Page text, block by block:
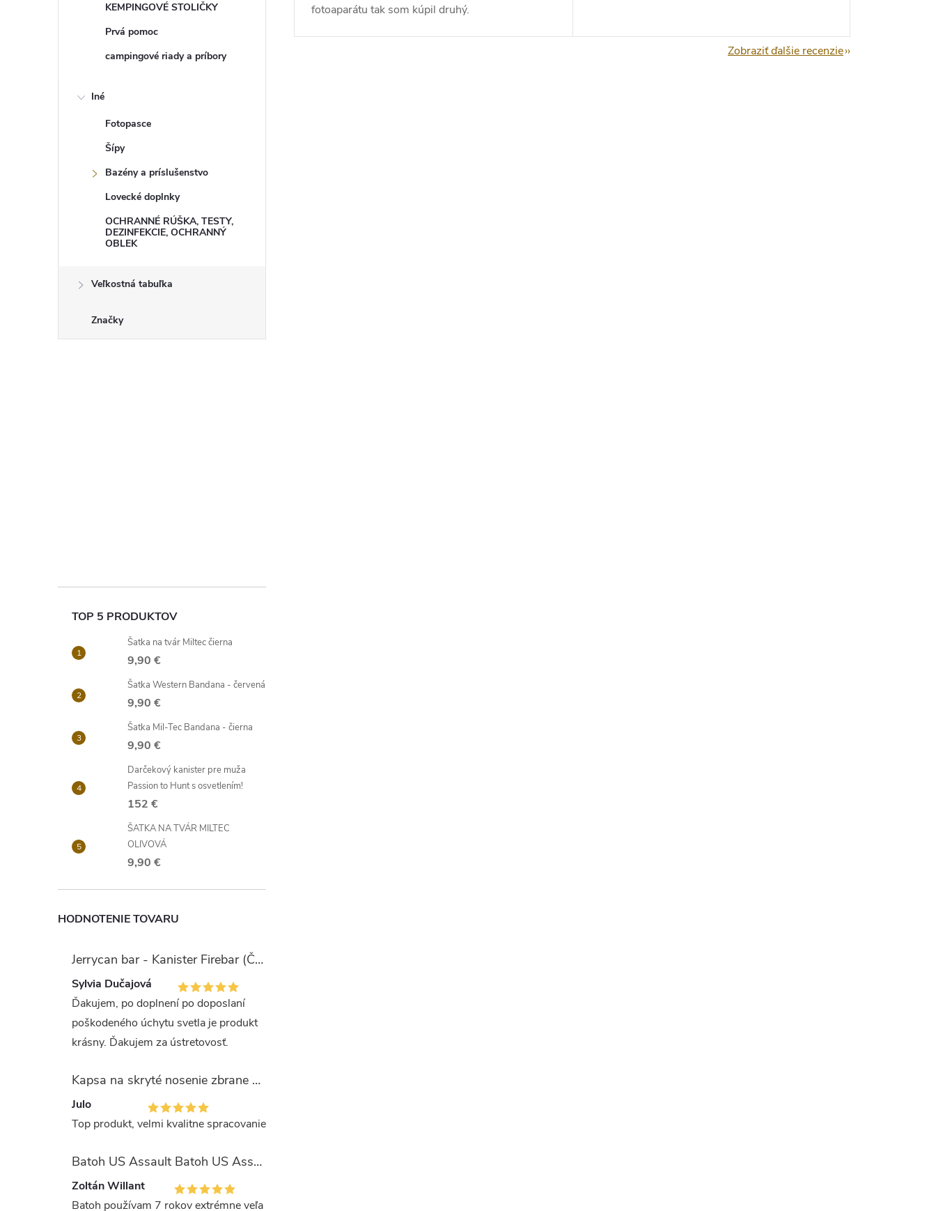
KEMPINGOVÉ STOLIČKY
Prvá pomoc
campingové riady a príbory
Iné
Fotopasce
Šípy
Bazény a príslušenstvo
Lovecké doplnky
OCHRANNÉ RÚŠKA, TESTY,
DEZINFEKCIE, OCHRANNÝ
OBLEK
Veľkostná tabuľka
Značky
TOP 5 PRODUKTOV
Šatka na tvár Miltec čierna
9,90 €
Šatka Western Bandana - červená
9,90 €
Šatka Mil-Tec Bandana - čierna
9,90 €
Darčekový kanister pre muža
Passion to Hunt s osvetlením!
152 €
ŠATKA NA TVÁR MILTEC
OLIVOVÁ
9,90 €
HODNOTENIE TOVARU
Jerrycan bar - Kanister Firebar (Červený)
Sylvia Dučajová
Ďakujem, po doplnení po doposlaní
poškodeného úchytu svetla je produkt
krásny. Ďakujem za ústretovosť.
Kapsa na skryté nosenie zbrane OLIVA (veľkosť Glock 17/19)
Julo
Top produkt, velmi kvalitne spracovanie
Batoh US Assault Batoh US Assault "LASER CUT" 36l MULTIT.
Zoltán Willant
Batoh používam 7 rokov extrémne veľa
fotoaparátu tak som kúpil druhý.
Zobraziť ďalšie recenzie